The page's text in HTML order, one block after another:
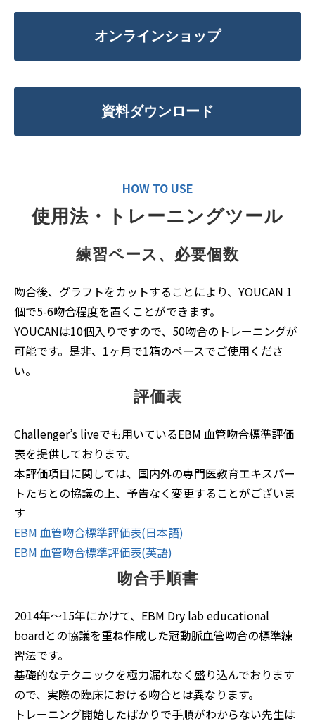
オンラインショップ
資料ダウンロード
HOW TO USE
使用法・トレーニングツール
練習ペース、必要個数
吻合後、グラフトをカットすることにより、YOUCAN 1
個で5-6吻合程度を置くことができます。
YOUCANは10個入りですので、50吻合のトレーニングが
可能です。是非、1ヶ月で1箱のペースでご使用くださ
い。
評価表
Challenger’s liveでも用いているEBM 血管吻合標準評価
表を提供しております。
本評価項目に関しては、国内外の専門医教育エキスパー
トたちとの協議の上、予告なく変更することがございま
す
EBM 血管吻合標準評価表(日本語)
EBM 血管吻合標準評価表(英語)
吻合手順書
2014年〜15年にかけて、EBM Dry lab educational
boardとの協議を重ね作成した冠動脈血管吻合の標準練
習法です。
基礎的なテクニックを極力漏れなく盛り込んでおります
ので、実際の臨床における吻合とは異なります。
トレーニング開始したばかりで手順がわからない先生は